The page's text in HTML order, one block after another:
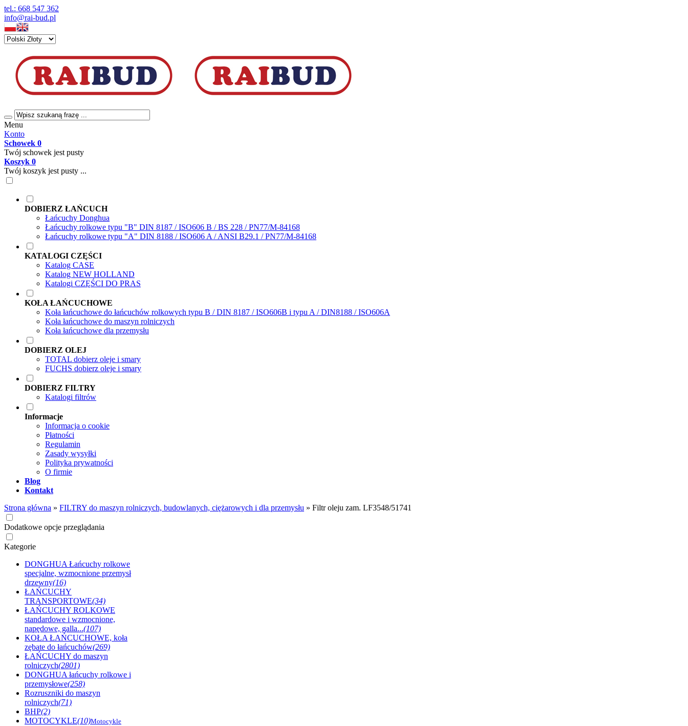
tel.: 668 547 362
info@rai-bud.pl
Menu
Konto
Schowek 0
Twój schowek jest pusty
Koszyk 0
Twój koszyk jest pusty ...
DOBIERZ ŁAŃCUCH
Łańcuchy Donghua
Łańcuchy rolkowe typu "B" DIN 8187 / ISO606 B / BS 228 / PN77/M-84168
Łańcuchy rolkowe typu "A" DIN 8188 / ISO606 A / ANSI B29.1 / PN77/M-84168
KATALOGI CZĘŚCI
Katalog CASE
Katalog NEW HOLLAND
Katalogi CZĘŚCI DO PRAS
KOŁA ŁAŃCUCHOWE
Koła łańcuchowe do łańcuchów rolkowych typu B / DIN 8187 / ISO606B i typu A / DIN8188 / ISO606A
Koła łańcuchowe do maszyn rolniczych
Koła łańcuchowe dla przemysłu
DOBIERZ OLEJ
TOTAL dobierz oleje i smary
FUCHS dobierz oleje i smary
DOBIERZ FILTRY
Katalogi filtrów
Informacje
Informacja o cookie
Płatności
Regulamin
Zasady wysyłki
Polityka prywatności
O firmie
Blog
Kontakt
Strona główna » FILTRY do maszyn rolniczych, budowlanych, ciężarowych i dla przemysłu » Filtr oleju zam. LF3548/51741
Dodatkowe opcje przeglądania
Kategorie
DONGHUA Łańcuchy rolkowe
specjalne, wzmocnione przemysł
drzewny(16)
ŁAŃCUCHY
TRANSPORTOWE(34)
ŁAŃCUCHY ROLKOWE
standardowe i wzmocnione,
napędowe, galla...(107)
KOŁA ŁAŃCUCHOWE, koła
zębate do łańcuchów(269)
ŁAŃCUCHY do maszyn
rolniczych(2801)
DONGHUA łańcuchy rolkowe i
przemysłowe(258)
Rozruszniki do maszyn
rolniczych(71)
BHP(2)
MOTOCYKLE(10)Motocykle